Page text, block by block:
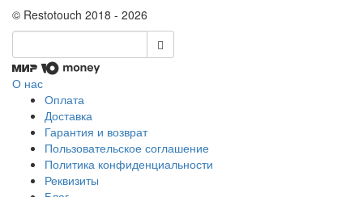
© Restotouch 2018 - 2026
О нас
Оплата
Доставка
Гарантия и возврат
Пользовательское соглашение
Политика конфиденциальности
Реквизиты